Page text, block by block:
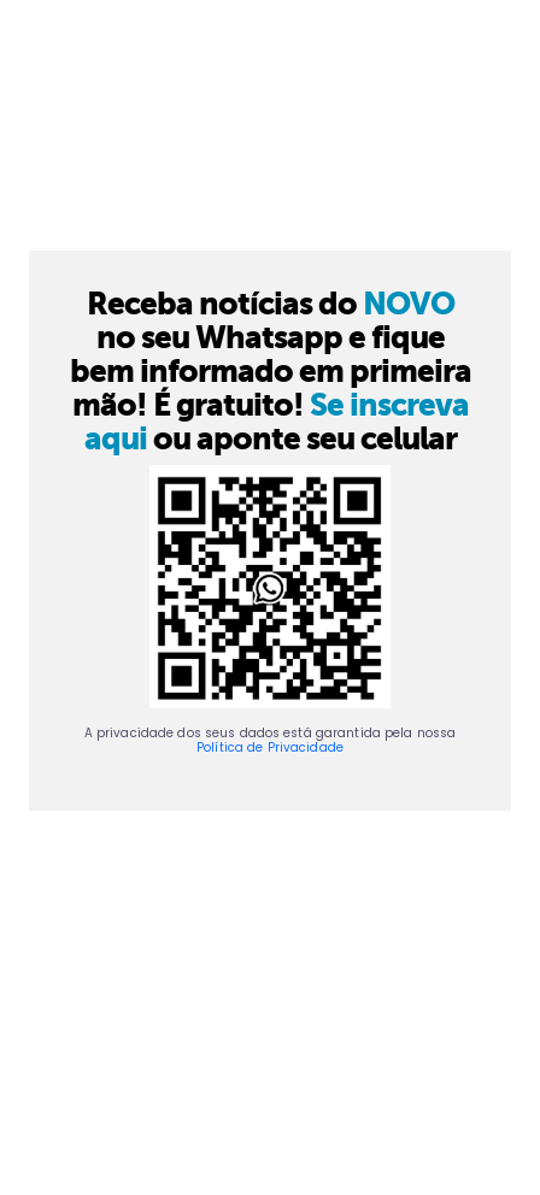
Receba notícias do NOVO
no seu Whatsapp e fique
bem informado em primeira
mão! É gratuito! Se inscreva
aquiou aponte seu celular
A privacidade dos seus dados está garantida pela nossa
Política de Privacidade